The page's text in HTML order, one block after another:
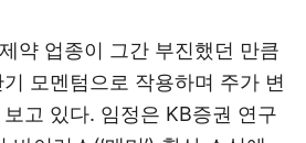
약 업종이 그간 부진했던 만큼
모멘텀으로 작용하며 주가 변
고 있다. 임정은 KB증권 연구